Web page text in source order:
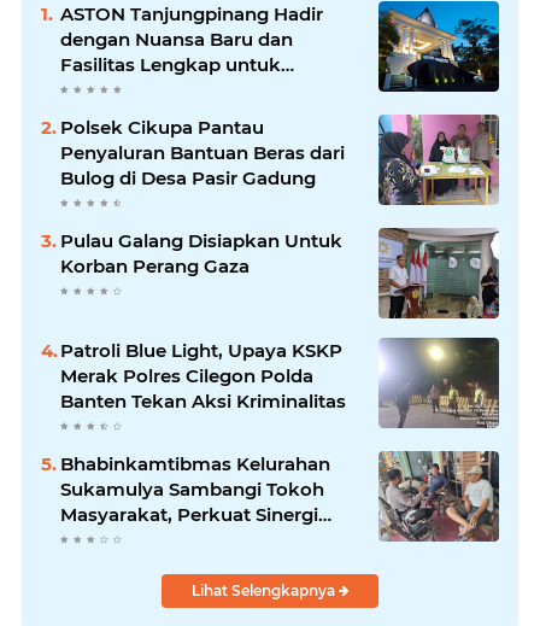
ASTON Tanjungpinang Hadir
dengan Nuansa Baru dan
Fasilitas Lengkap untuk
Kenyamanan Tamu
Polsek Cikupa Pantau
Penyaluran Bantuan Beras dari
Bulog di Desa Pasir Gadung
Pulau Galang Disiapkan Untuk
Korban Perang Gaza
Patroli Blue Light, Upaya KSKP
Merak Polres Cilegon Polda
Banten Tekan Aksi Kriminalitas
Bhabinkamtibmas Kelurahan
Sukamulya Sambangi Tokoh
Masyarakat, Perkuat Sinergi
Jaga Kamtibmas
Lihat Selengkapnya